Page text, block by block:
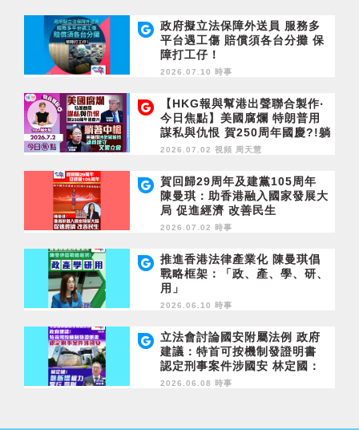
政府擬立法保障外送員 服務多
平台遇工傷 賠償須各台分攤 保
障打工仔！
2026.07.10 時事
【HKG報與幫港出聲聯合製作‧
今日焦點】美國腐爛 特朗普用
謀私與仇恨 賀250周年國慶?!躺
著中槍 黃錦輝涉醉駕被捕 議員
2026.07.02 視頻 周天慧
賀回歸29周年及建黨105周年
陳曼琪：助香港融入國家發展大
局 促進經濟 改善民生
2026.07.02 時事
推進香港法律產業化 陳曼琪倡
戰略框架：「政、產、學、研、
用」
2026.06.10 時事
立法會討論國安附屬法例 政府
建議：特首可按機制發證明書
認定刑事案件涉國安 林定國：
無新增權力 罪行 罰則
2026.06.08 時事